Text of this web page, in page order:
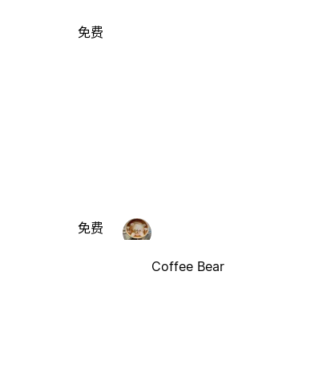
免费
免费
Coffee Bear